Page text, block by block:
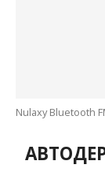
Nulaxy Bluetooth